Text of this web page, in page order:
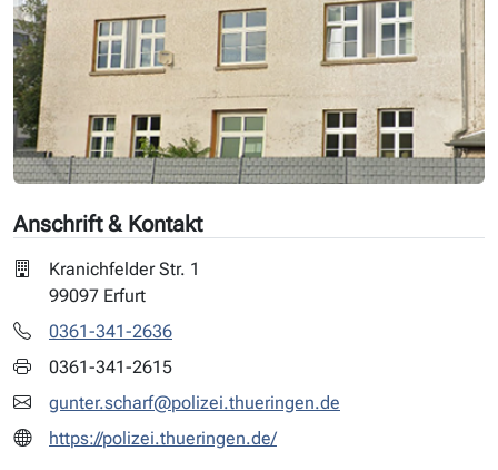
Anschrift & Kontakt
Kranichfelder Str. 1
99097 Erfurt
0361-341-2636
0361-341-2615
gunter.scharf@polizei.thueringen.de
https://polizei.thueringen.de/